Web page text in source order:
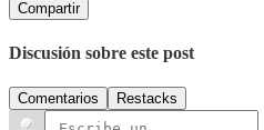
Compartir
Discusión sobre este post
Comentarios Restacks